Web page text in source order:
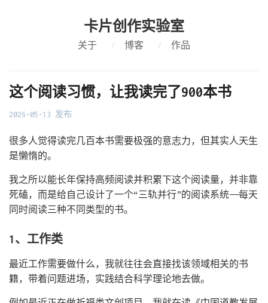
卡片创作实验室
关于 / 博客 / 作品
这个阅读习惯，让我读完了900本书
2026-05-13 发布
很多人觉得读完几百本书需要极强的意志力，但其实人天生
是懒惰的。
我之所以能长年保持高频阅读并积累下这个阅读量，并非靠
死磕，而是给自己设计了一个“三轨并行”的阅读系统——每天
同时阅读三种不同类型的书。
1、工作类
最近工作需要做什么，我就往往会直接找该领域相关的书
籍，带着问题进场，实践结合科学理论地去做。